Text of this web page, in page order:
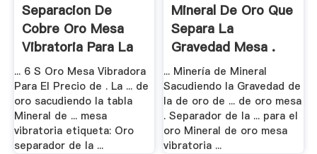
Separacion De
Cobre Oro Mesa
Vibratoria Para La
...
... 6 S Oro Mesa Vibradora
Para El Precio de . La ... de
oro sacudiendo la tabla
Mineral de ... mesa
vibratoria etiqueta: Oro
separador de la ...
Mineral De Oro Que
Separa La
Gravedad Mesa .
... Minería de Mineral
Sacudiendo la Gravedad de
la de oro de ... de oro mesa
. Separador de la ... para el
oro Mineral de oro mesa
vibratoria ...